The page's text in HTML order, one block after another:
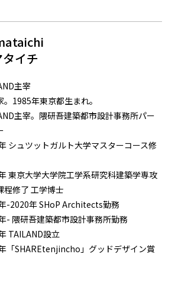
イチ
主宰
。1985年東京都生まれ。
主宰。隈研吾建築都市設計事務所パー
シュツットガルト大学マスターコース修
東京大学大学院工学系研究科建築学専攻
程修了 工学博士
-2020年 SHoP Architects勤務
- 隈研吾建築都市設計事務所勤務
TAILAND設立
「SHAREtenjincho」グッドデザイン賞